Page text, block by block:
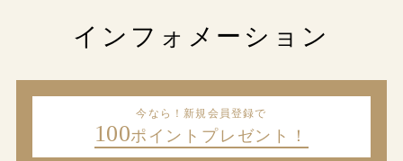
インフォメーション
今なら！新規会員登録で
100ポイントプレゼント！